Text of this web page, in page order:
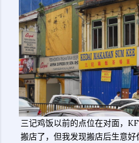
三记鸡饭以前的点位在对面，
搬店了，但我发现搬店后生意